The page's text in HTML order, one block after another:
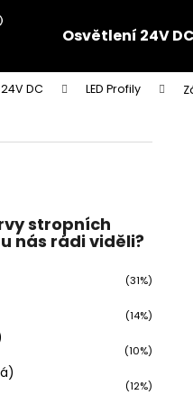
Osvětlení 24V DC
DC LED Profily
stropních
nás rádi viděli?
(31%)
(14%)
(10%)
(12%)